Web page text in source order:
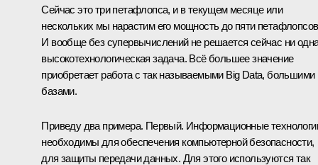
Сейчас это три петафлопса, и в текущем месяце или
нескольких мы нарастим его мощность до пяти
И вообще без супервычислений не решается сейчас ни
высокотехнологическая задача. Всё большее значение
приобретает работа с так называемыми Big Data, большими
базами.
Приведу два примера. Первый. Информационные
необходимы для обеспечения компьютерной безопасности,
для защиты передачи данных. Для этого используются так